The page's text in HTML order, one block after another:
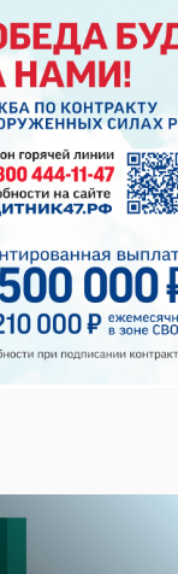
имени
...
2022, 15:50